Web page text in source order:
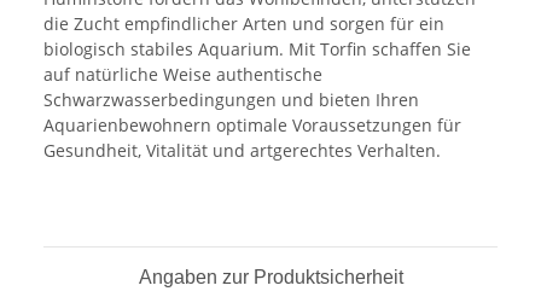
die Zucht empfindlicher Arten und sorgen für ein
biologisch stabiles Aquarium. Mit Torfin schaffen Sie
auf natürliche Weise authentische
Schwarzwasserbedingungen und bieten Ihren
Aquarienbewohnern optimale Voraussetzungen für
Gesundheit, Vitalität und artgerechtes Verhalten.
Angaben zur Produktsicherheit